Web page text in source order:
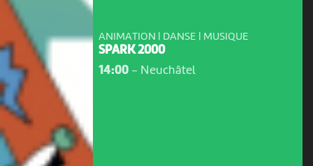
ANIMATION | DANSE | MUSIQUE
SPARK 2000
14:00- Neuchâtel